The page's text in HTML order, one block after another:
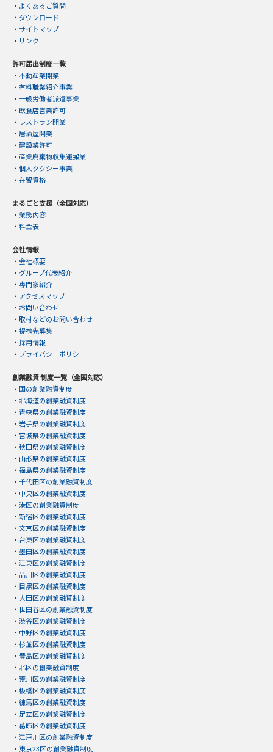
・ よくあるご質問
・ ダウンロード
・ サイトマップ
・ リンク
許可届出制度一覧
・ 不動産業開業
・ 有料職業紹介事業
・ 一般労働者派遣事業
・ 飲食店営業許可
・ レストラン開業
・ 居酒屋開業
・ 建設業許可
・ 産業廃棄物収集運搬業
・ 個人タクシー事業
・ 在留資格
まるごと支援（全国対応）
・ 業務内容
・ 料金表
会社情報
・ 会社概要
・ グループ代表紹介
・ 専門家紹介
・ アクセスマップ
・ お問い合わせ
・ 取材などのお問い合わせ
・ 提携先募集
・ 採用情報
・ プライバシーポリシー
創業融資 制度一覧（全国対応）
・ 国の創業融資制度
・ 北海道の創業融資制度
・ 青森県の創業融資制度
・ 岩手県の創業融資制度
・ 宮城県の創業融資制度
・ 秋田県の創業融資制度
・ 山形県の創業融資制度
・ 福島県の創業融資制度
・ 千代田区の創業融資制度
・ 中央区の創業融資制度
・ 港区の創業融資制度
・ 新宿区の創業融資制度
・ 文京区の創業融資制度
・ 台東区の創業融資制度
・ 墨田区の創業融資制度
・ 江東区の創業融資制度
・ 品川区の創業融資制度
・ 目黒区の創業融資制度
・ 大田区の創業融資制度
・ 世田谷区の創業融資制度
・ 渋谷区の創業融資制度
・ 中野区の創業融資制度
・ 杉並区の創業融資制度
・ 豊島区の創業融資制度
・ 北区の創業融資制度
・ 荒川区の創業融資制度
・ 板橋区の創業融資制度
・ 練馬区の創業融資制度
・ 足立区の創業融資制度
・ 葛飾区の創業融資制度
・ 江戸川区の創業融資制度
・ 東京23区の創業融資制度